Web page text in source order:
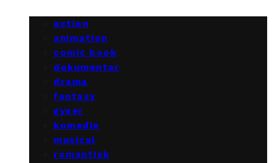
action
animation
comic book
dokumentar
drama
fantasy
gyser
komedie
musical
romantisk